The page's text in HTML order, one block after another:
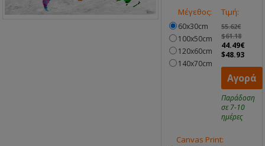
Μέγεθος:
60x30cm
100x50cm
120x60cm
140x70cm
Τιμή:
55.62€
$61.18
44.49€
$48.93
Αγορά
Παράδοση
σε 7-10
ημέρες
Canvas Print: